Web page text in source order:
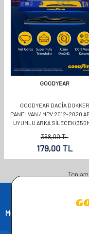
GOODYEAR
GOODYEAR DACIA DOKKER
PANELVAN / MPV 2012-2020
UYUMLU ARKA SILECEK
358,00TL
179,00 TL
Müşteri Hizmetleri